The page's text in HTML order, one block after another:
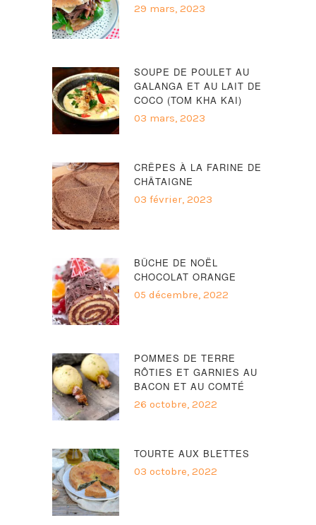
29 mars, 2023
SOUPE DE POULET AU
GALANGA ET AU LAIT DE
COCO (TOM KHA KAI)
03 mars, 2023
CRÊPES À LA FARINE DE
CHÂTAIGNE
03 février, 2023
BÛCHE DE NOËL
CHOCOLAT ORANGE
05 décembre, 2022
POMMES DE TERRE
RÔTIES ET GARNIES AU
BACON ET AU COMTÉ
26 octobre, 2022
TOURTE AUX BLETTES
03 octobre, 2022